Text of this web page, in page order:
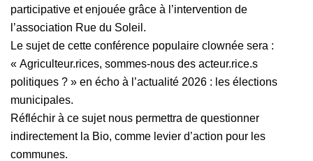
participative et enjouée grâce à l’intervention de
l’association Rue du Soleil.
Le sujet de cette conférence populaire clownée sera :
« Agriculteur.rices, sommes-nous des acteur.rice.s
politiques ? » en écho à l’actualité 2026 : les élections
municipales.
Réfléchir à ce sujet nous permettra de questionner
indirectement la Bio, comme levier d’action pour les
communes.